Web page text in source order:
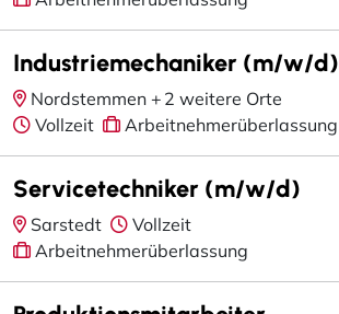
Industriemechaniker (m/w/d)
Nordstemmen + 2 weitere Orte
Vollzeit
Arbeitnehmerüberlassung
Servicetechniker (m/w/d)
Sarstedt
Vollzeit
Arbeitnehmerüberlassung